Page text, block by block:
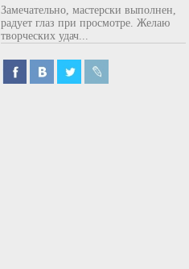
Замечательно, мастерски выполнен,
радует глаз при просмотре. Желаю
творческих удач...